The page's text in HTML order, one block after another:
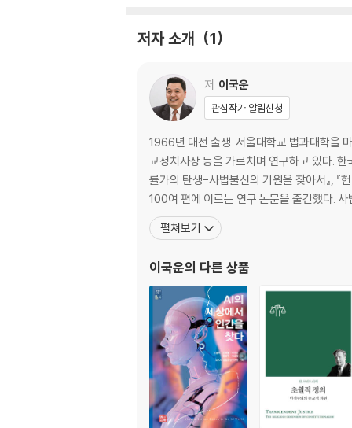
참고문헌
저자 소개 1
저 이국운
관심작가 알림신청
1966년 대전 출생. 서울대학교 법과대학을
교정치사상 등을 가르치며 연구하고 있다. 한국 사회
률가의 탄생-사법불신의 기원을 찾아서』, 『
100여 편에 이르는 연구 논문을 출간했다.
펼쳐보기
이국운의 다른 상품